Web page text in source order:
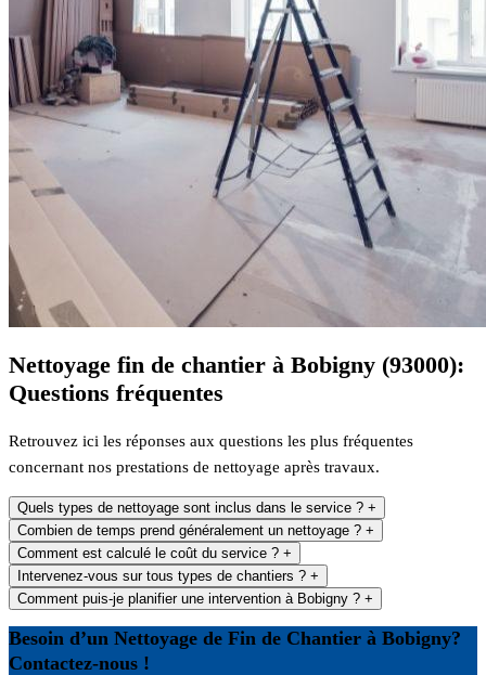
Nettoyage fin de chantier à Bobigny (93000):
Questions fréquentes
Retrouvez ici les réponses aux questions les plus fréquentes
concernant nos prestations de nettoyage après travaux.
Quels types de nettoyage sont inclus dans le service ? +
Combien de temps prend généralement un nettoyage ? +
Comment est calculé le coût du service ? +
Intervenez-vous sur tous types de chantiers ? +
Comment puis-je planifier une intervention à Bobigny ? +
Besoin d’un Nettoyage de Fin de Chantier à Bobigny?
Contactez-nous !